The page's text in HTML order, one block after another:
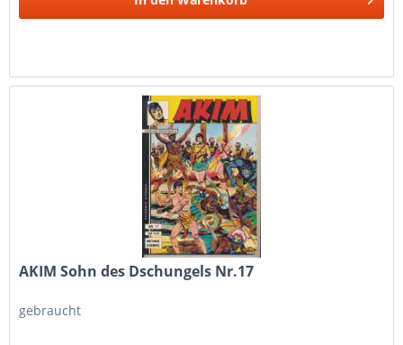
AKIM Sohn des Dschungels Nr.17
gebraucht